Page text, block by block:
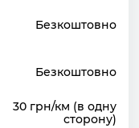
Безкоштовно
Безкоштовно
30 грн/км (в одну
сторону)